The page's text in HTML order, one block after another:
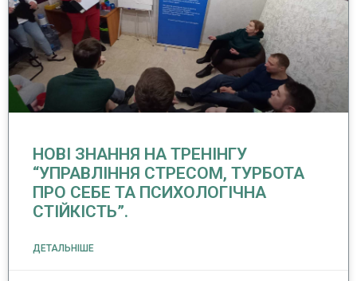
НОВІ ЗНАННЯ НА ТРЕНІНГУ
“УПРАВЛІННЯ СТРЕСОМ, ТУРБОТА
ПРО СЕБЕ ТА ПСИХОЛОГІЧНА
СТІЙКІСТЬ”.
ДЕТАЛЬНІШЕ